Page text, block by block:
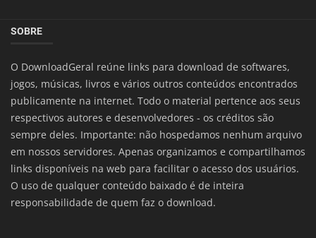
SOBRE
O DownloadGeral reúne links para download de softwares,
jogos, músicas, livros e vários outros conteúdos encontrados
publicamente na internet. Todo o material pertence aos seus
respectivos autores e desenvolvedores - os créditos são
sempre deles. Importante: não hospedamos nenhum arquivo
em nossos servidores. Apenas organizamos e compartilhamos
links disponíveis na web para facilitar o acesso dos usuários.
O uso de qualquer conteúdo baixado é de inteira
responsabilidade de quem faz o download.